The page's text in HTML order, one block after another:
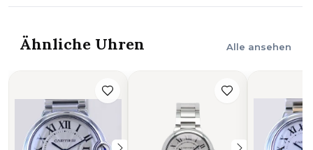
Ähnliche Uhren Alle ansehen